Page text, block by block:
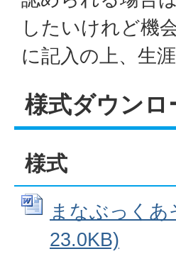
したいけれど機
に記入の上、生
様式ダウンロ
様式
まなぶっく
23.0KB)